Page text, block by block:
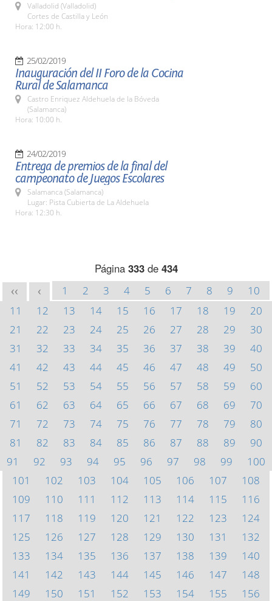
Valladolid (Valladolid)
Cortes de Castilla y León
Hora: 12:00 h.
25/02/2019
Inauguración del II Foro de la Cocina
Rural de Salamanca
Castro Enriquez Aldehuela de la Bóveda
(Salamanca)
Hora: 10:00 h.
24/02/2019
Entrega de premios de la final del
campeonato de Juegos Escolares
Salamanca (Salamanca)
Lugar: Pista Cubierta de La Aldehuela
Hora: 12:30 h.
Página 333de 434
<< < 1 2 3 4 5 6 7 8 9
10
11
12 13 14 15 16 17 18 19
20
21
22 23 24 25 26 27 28 29
30
31
32 33 34 35 36 37 38 39
40
41
42 43 44 45 46 47 48 49
50
51
52 53 54 55 56 57 58 59
60
61
62 63 64 65 66 67 68 69
70
71
72 73 74 75 76 77 78 79
80
81
82 83 84 85 86 87 88 89
90
91
92 93 94 95 96 97 98 99
100
101
102 103 104 105 106 107
108
109
110 111 112 113 114 115
116
117
118 119 120 121 122 123
124
125
126 127 128 129 130 131
132
133
134 135 136 137 138 139
140
141
142 143 144 145 146 147
148
149
150 151 152 153 154 155
156